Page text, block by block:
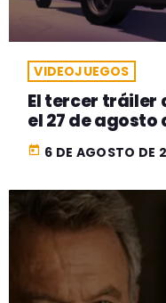
VIDEOJUEGOS
El tercer tráiler
el 27 de agosto
today 6 DE AGOSTO DE